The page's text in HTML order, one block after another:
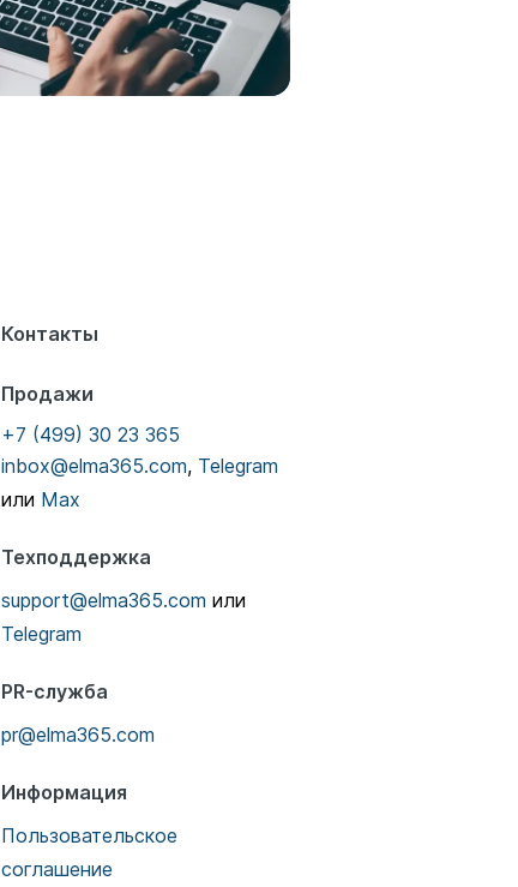
Контакты
Продажи
+7 (499) 30 23 365
inbox@elma365.com, Telegram
или Max
Техподдержка
support@elma365.com или
Telegram
PR-служба
pr@elma365.com
Информация
Пользовательское
соглашение